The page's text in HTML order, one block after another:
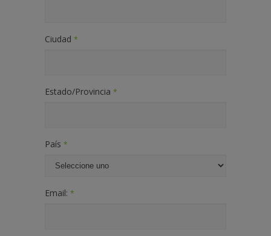
Ciudad *
Estado/Provincia *
País *
Email: *